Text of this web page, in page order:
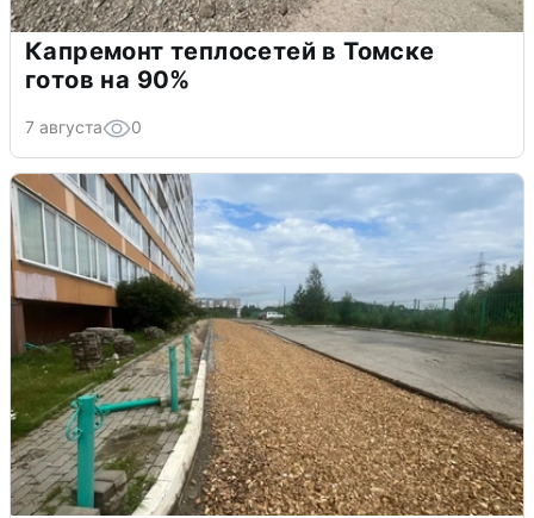
Капремонт теплосетей в Томске
готов на 90%
7 августа 0